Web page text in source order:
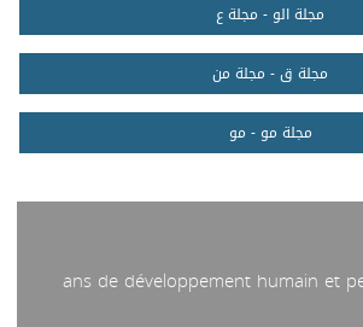
مجلة الو - مجلة ع
مجلة ق - مجلة من
مجلة مو - مو
50 ans de développement humain et